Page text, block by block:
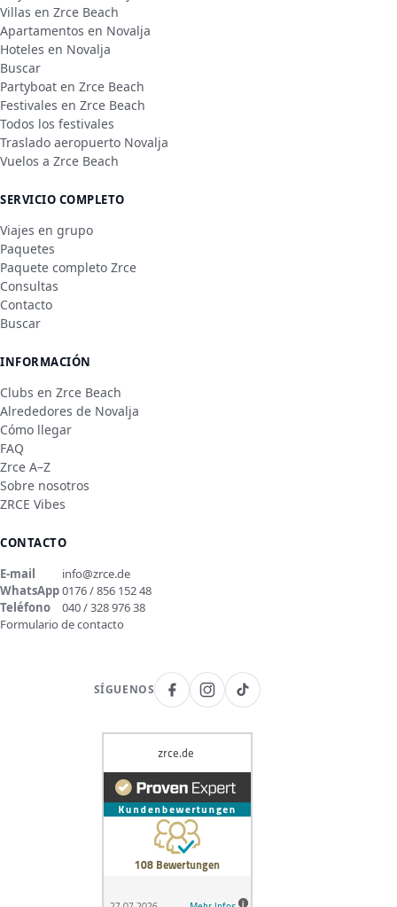
Villas en Zrce Beach
Apartamentos en Novalja
Hoteles en Novalja
Buscar
Partyboat en Zrce Beach
Festivales en Zrce Beach
Todos los festivales
Traslado aeropuerto Novalja
Vuelos a Zrce Beach
SERVICIO COMPLETO
Viajes en grupo
Paquetes
Paquete completo Zrce
Consultas
Contacto
Buscar
INFORMACIÓN
Clubs en Zrce Beach
Alrededores de Novalja
Cómo llegar
FAQ
Zrce A–Z
Sobre nosotros
ZRCE Vibes
CONTACTO
E-mail
info@zrce.de
WhatsApp0176 / 856 152 48
Teléfono
040 / 328 976 38
Formulario de contacto
SÍGUENOS